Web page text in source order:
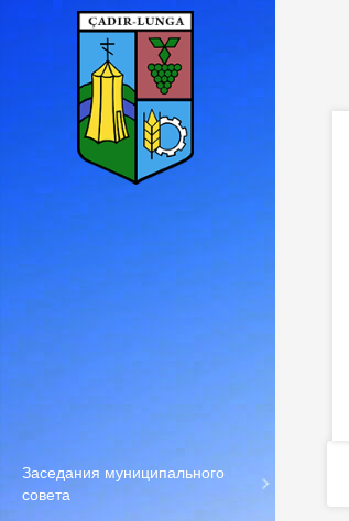
Перейти к основному содержанию
Заседания муниципального
совета